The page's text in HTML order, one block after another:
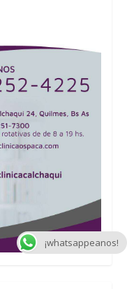
¡whatsappeanos!